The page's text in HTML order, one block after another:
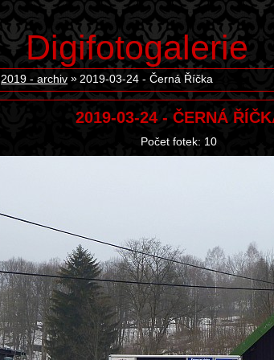
Digifotogalerie
2019 - archiv 2019-03-24 - Černá Říčka
2019-03-24 - ČERNÁ
Počet fotek: 10